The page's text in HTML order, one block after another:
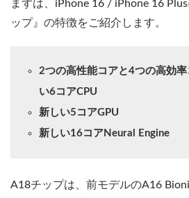
まずは、iPhone 16 / iPhone 16
ップ』の特徴をご紹介します。
2つの高性能コアと4つの高効
い6コアCPU
新しい5コアGPU
新しい16コアNeural Engine
A18チップは、前モデルのA16